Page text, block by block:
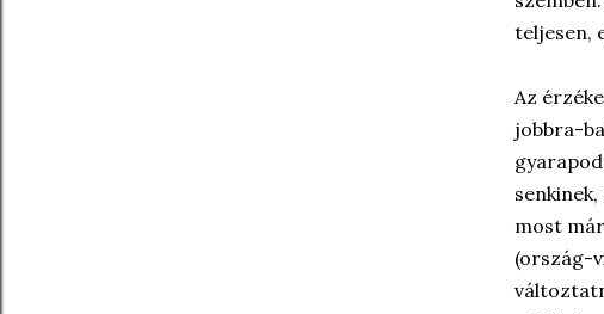
teljesen,
Az
jobbra-
most
(ország-